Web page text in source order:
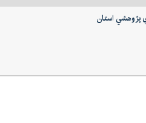
پژوهشي استان